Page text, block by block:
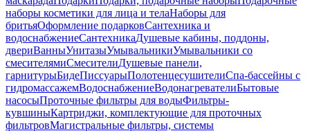
наборы косметики для лица и телаНаборы для
бритьяОформление подарковСантехника и
водоснабжениеСантехникаДушевые кабины, поддоны,
двериВанныУнитазыУмывальникиУмывальники со
смесителямиСмесителиДушевые панели,
гарнитурыБидеПиссуарыПолотенцесушителиСпа-бассейны с
гидромассажемВодоснабжениеВодонагревателиБытовые
насосыПроточные фильтры для водыФильтры-
кувшиныКартриджи, комплектующие для проточных
фильтровМагистральные фильтры, системы